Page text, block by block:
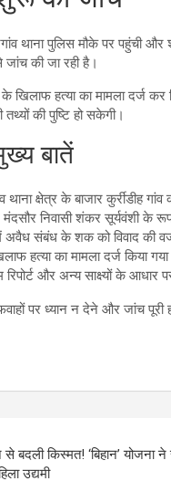
थाना पुलिस मौके पर पहुंची
की जा रही है।
खिलाफ हत्या का मामला दर्ज कर
की पुष्टि हो सकेगी।
बातें
क्षेत्र के बाजार कुर्रीडीह गांव
निवासी शंकर सूर्यवंशी के
अवैध संबंध के शक को विवाद की
हत्या का मामला दर्ज किया
रिपोर्ट और अन्य साक्ष्यों के आधार
पर ध्यान न देने और जांच पूरी
बदली किस्मत! ‘बिहान’ योजना ने
उद्यमी